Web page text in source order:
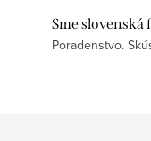
Sme slovenská
Poradenstvo.